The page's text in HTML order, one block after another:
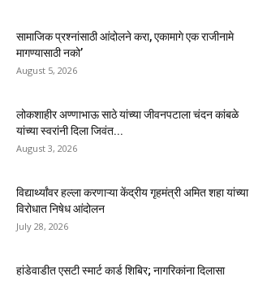
सामाजिक प्रश्नांसाठी आंदोलने करा, एकामागे एक राजीनामे
मागण्यासाठी नको’
August 5, 2026
लोकशाहीर अण्णाभाऊ साठे यांच्या जीवनपटाला चंदन कांबळे
यांच्या स्वरांनी दिला जिवंत...
August 3, 2026
विद्यार्थ्यांवर हल्ला करणाऱ्या केंद्रीय गृहमंत्री अमित शहा यांच्या
विरोधात निषेध आंदोलन
July 28, 2026
हांडेवाडीत एसटी स्मार्ट कार्ड शिबिर; नागरिकांना दिलासा